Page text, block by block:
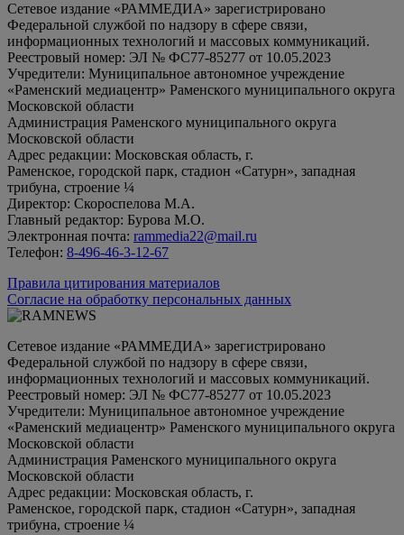
Сетевое издание «РАММЕДИА» зарегистрировано
Федеральной службой по надзору в сфере связи,
информационных технологий и массовых коммуникаций.
Реестровый номер: ЭЛ № ФС77-85277 от 10.05.2023
Учредители: Муниципальное автономное учреждение
«Раменский медиацентр» Раменского муниципального округа
Московской области
Администрация Раменского муниципального округа
Московской области
Адрес редакции: Московская область, г.
Раменское, городской парк, стадион «Сатурн», западная
трибуна, строение ¼
Директор: Скороспелова М.А.
Главный редактор: Бурова М.О.
Электронная почта: rammedia22@mail.ru
Телефон: 8-496-46-3-12-67
Правила цитирования материалов
Согласие на обработку персональных данных
Сетевое издание «РАММЕДИА» зарегистрировано
Федеральной службой по надзору в сфере связи,
информационных технологий и массовых коммуникаций.
Реестровый номер: ЭЛ № ФС77-85277 от 10.05.2023
Учредители: Муниципальное автономное учреждение
«Раменский медиацентр» Раменского муниципального округа
Московской области
Администрация Раменского муниципального округа
Московской области
Адрес редакции: Московская область, г.
Раменское, городской парк, стадион «Сатурн», западная
трибуна, строение ¼